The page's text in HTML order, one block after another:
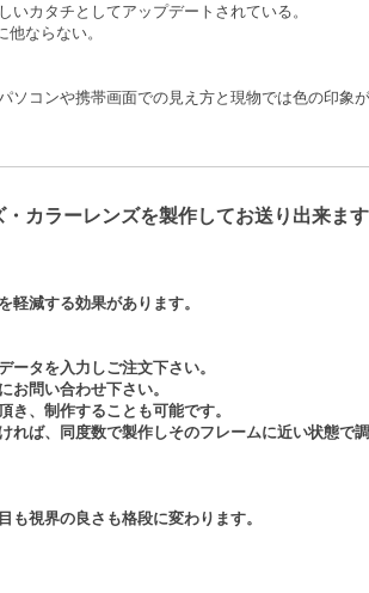
カタチとしてアップデートされている。
ならない。
コンや携帯画面での見え方と現物では色の印象
カラーレンズを製作してお送り出来ます
減する効果があります。
ータを入力しご注文下さい。
問い合わせ下さい。
、制作することも可能です。
れば、同度数で製作しそのフレームに近い状態で
視界の良さも格段に変わります。